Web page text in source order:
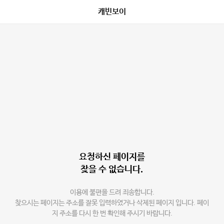
캐빈보이
요청하신 페이지를
찾을 수 없습니다.
이용에 불편을 드려 죄송합니다.
찾으시는 페이지는 주소를 잘못 입력하였거나 삭제된 페이지 입니다. 페이
지 주소를 다시 한 번 확인해 주시기 바랍니다.